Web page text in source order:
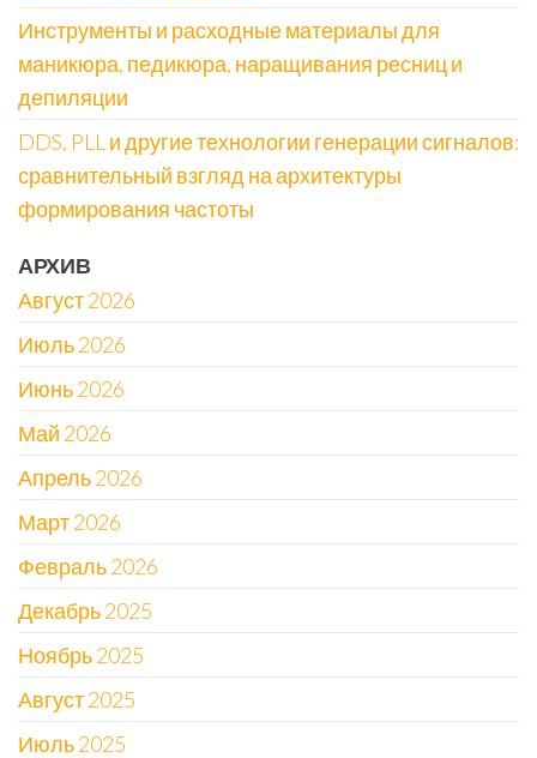
Инструменты и расходные материалы для
маникюра, педикюра, наращивания ресниц и
депиляции
DDS, PLL и другие технологии генерации сигналов:
сравнительный взгляд на архитектуры
формирования частоты
АРХИВ
Август 2026
Июль 2026
Июнь 2026
Май 2026
Апрель 2026
Март 2026
Февраль 2026
Декабрь 2025
Ноябрь 2025
Август 2025
Июль 2025